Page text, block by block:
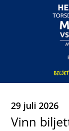
29 juli 2026
Vinn